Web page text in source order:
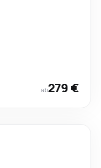
ab279 €